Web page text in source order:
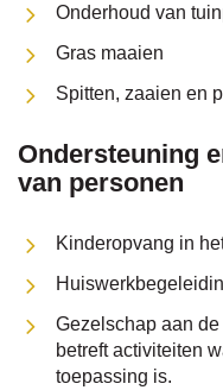
Onderhoud van
Gras maaien
Spitten, zaaien en
Ondersteuning
van personen
Kinderopvang in
Gezelschap aan
betreft activiteiten
toepassing is.